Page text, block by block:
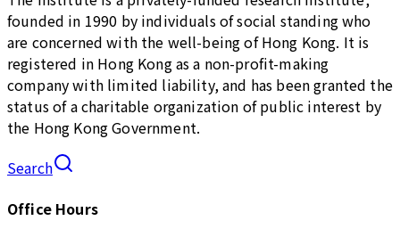
founded in 1990 by individuals of social standing who
are concerned with the well-being of Hong Kong. It is
registered in Hong Kong as a non-profit-making
company with limited liability, and has been granted the
status of a charitable organization of public interest by
the Hong Kong Government.
Search
Office Hours